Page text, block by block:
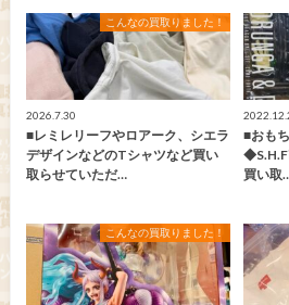
こんなの買取りました！
2026.7.30
■レミレリーフやロアーク、シエラ
デザインなどのTシャツなど買い
取らせていただ…
■おも
買い取
こんなの買取りました！